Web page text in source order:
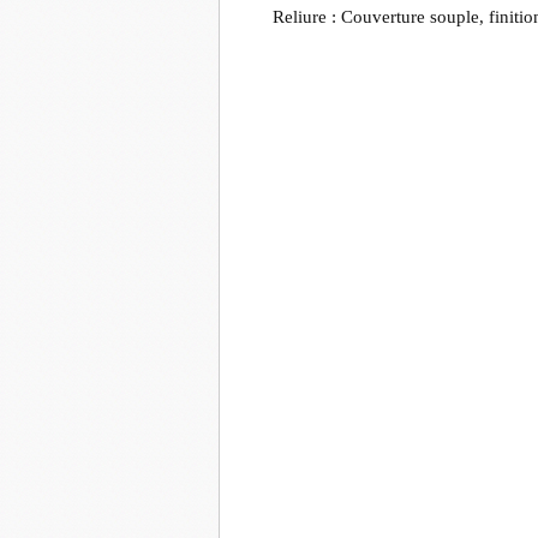
Reliure : Couverture souple,